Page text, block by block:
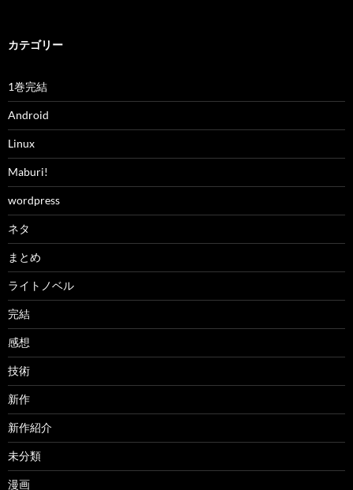
カテゴリー
1巻完結
Android
Linux
Maburi!
wordpress
ネタ
まとめ
ライトノベル
完結
感想
技術
新作
新作紹介
未分類
漫画